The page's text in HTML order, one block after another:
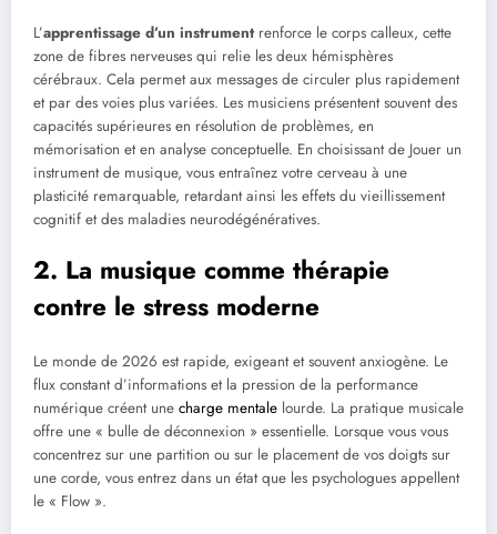
L’apprentissage d’un instrumentrenforce le corps calleux, cette
zone de fibres nerveuses qui relie les deux hémisphères
cérébraux. Cela permet aux messages de circuler plus rapidement
et par des voies plus variées. Les musiciens présentent souvent des
capacités supérieures en résolution de problèmes, en
mémorisation et en analyse conceptuelle. En choisissant de Jouer un
instrument de musique, vous entraînez votre cerveau à une
plasticité remarquable, retardant ainsi les effets du vieillissement
cognitif et des maladies neurodégénératives.
2. La musique comme thérapie
contre le stress moderne
Le monde de 2026 est rapide, exigeant et souvent anxiogène. Le
flux constant d’informations et la pression de la performance
numérique créent une charge mentale lourde. La pratique musicale
offre une « bulle de déconnexion » essentielle. Lorsque vous vous
concentrez sur une partition ou sur le placement de vos doigts sur
une corde, vous entrez dans un état que les psychologues appellent
le « Flow ».